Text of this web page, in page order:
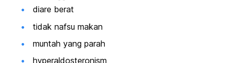
diare berat
tidak nafsu makan
muntah yang parah
hyperaldosteronism